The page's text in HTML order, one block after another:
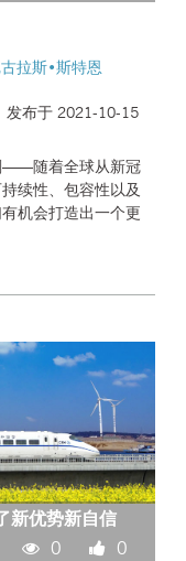
拉斯•斯特恩
发布于 2021-10-15
——随着全球从新冠
续性、包容性以及
机会打造出一个更
新优势新自信
0
0